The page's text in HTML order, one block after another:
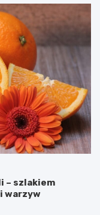
– szlakiem
warzyw